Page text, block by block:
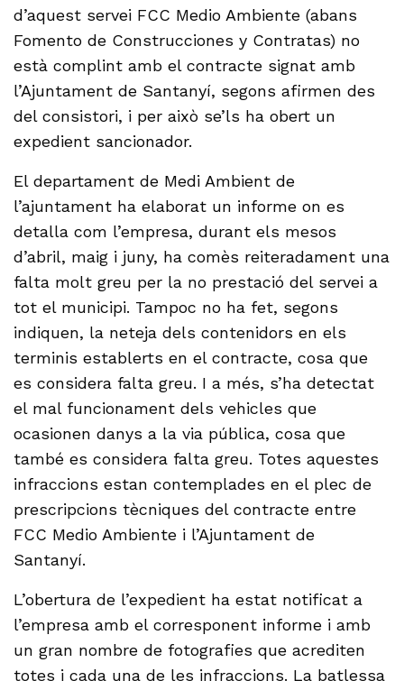
d’aquest servei FCC Medio Ambiente (abans
Fomento de Construcciones y Contratas) no
està complint amb el contracte signat amb
l’Ajuntament de Santanyí, segons afirmen des
del consistori, i per això se’ls ha obert un
expedient sancionador.
El departament de Medi Ambient de
l’ajuntament ha elaborat un informe on es
detalla com l’empresa, durant els mesos
d’abril, maig i juny, ha comès reiteradament una
falta molt greu per la no prestació del servei a
tot el municipi. Tampoc no ha fet, segons
indiquen, la neteja dels contenidors en els
terminis establerts en el contracte, cosa que
es considera falta greu. I a més, s’ha detectat
el mal funcionament dels vehicles que
ocasionen danys a la via pública, cosa que
també es considera falta greu. Totes aquestes
infraccions estan contemplades en el plec de
prescripcions tècniques del contracte entre
FCC Medio Ambiente i l’Ajuntament de
Santanyí.
L’obertura de l’expedient ha estat notificat a
l’empresa amb el corresponent informe i amb
un gran nombre de fotografies que acrediten
totes i cada una de les infraccions. La batlessa